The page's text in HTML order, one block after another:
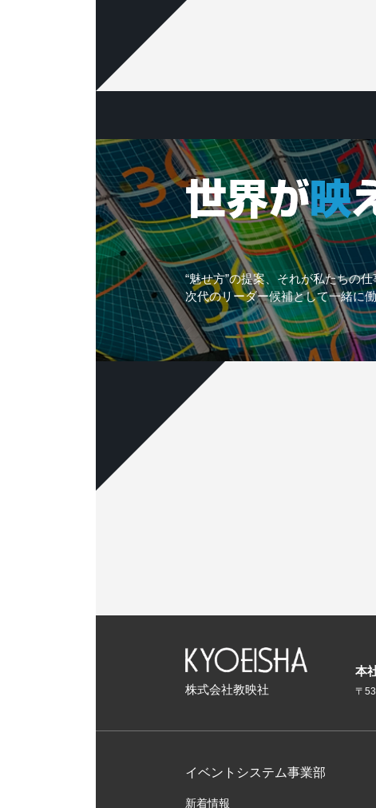
“魅せ方”の提案、それが私たちの
次代のリーダー候補として一緒に
株式会社教映社
本
〒
イベントシステム事業部
新着情報